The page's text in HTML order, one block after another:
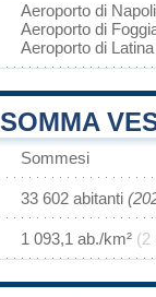
Aeroporto di
Aeroporto di
Aeroporto di Latina
Sommesi
33 602 abitanti
1 093,1 ab./km² (2